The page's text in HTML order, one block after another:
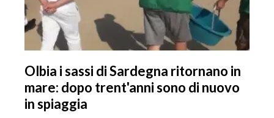
Olbia i sassi di Sardegna ritornano in
mare: dopo trent'anni sono di nuovo
in spiaggia